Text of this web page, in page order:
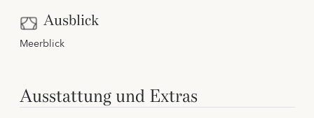
Ausblick
Meerblick
Ausstattung und Extras